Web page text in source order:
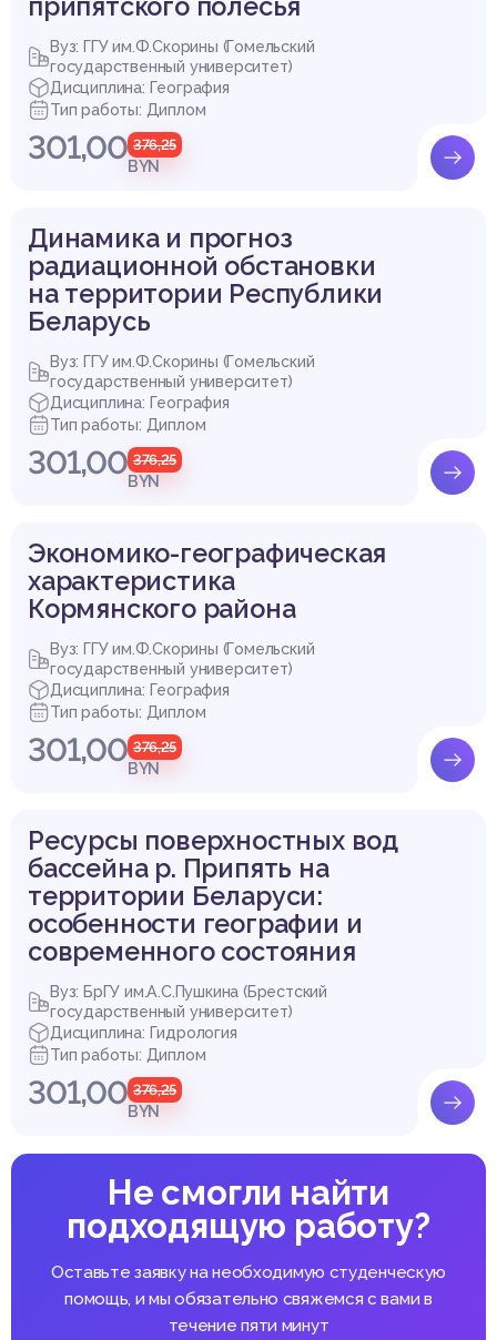
Вуз: ГГУ им.Ф.Скорины (Гомельский
государственный университет)
Дисциплина: География
Тип работы: Диплом
301,00 376,25
BYN
Динамика и прогноз
радиационной обстановки
на территории Республики
Беларусь
Вуз: ГГУ им.Ф.Скорины (Гомельский
государственный университет)
Дисциплина: География
Тип работы: Диплом
301,00 376,25
BYN
Экономико-географическая
характеристика
Кормянского района
Вуз: ГГУ им.Ф.Скорины (Гомельский
государственный университет)
Дисциплина: География
Тип работы: Диплом
301,00 376,25
BYN
Ресурсы поверхностных вод
бассейна р. Припять на
территории Беларуси:
особенности географии и
современного состояния
Вуз: БрГУ им.А.С.Пушкина (Брестский
государственный университет)
Дисциплина: Гидрология
Тип работы: Диплом
301,00 376,25
BYN
Не смогли найти
подходящую работу?
Оставьте заявку на необходимую студенческую
помощь, и мы обязательно свяжемся с вами в
течение пяти минут